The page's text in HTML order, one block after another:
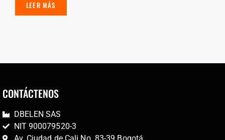
LEER MÁS
CONTÁCTENOS
DBELEN SAS
NIT 900079520-3